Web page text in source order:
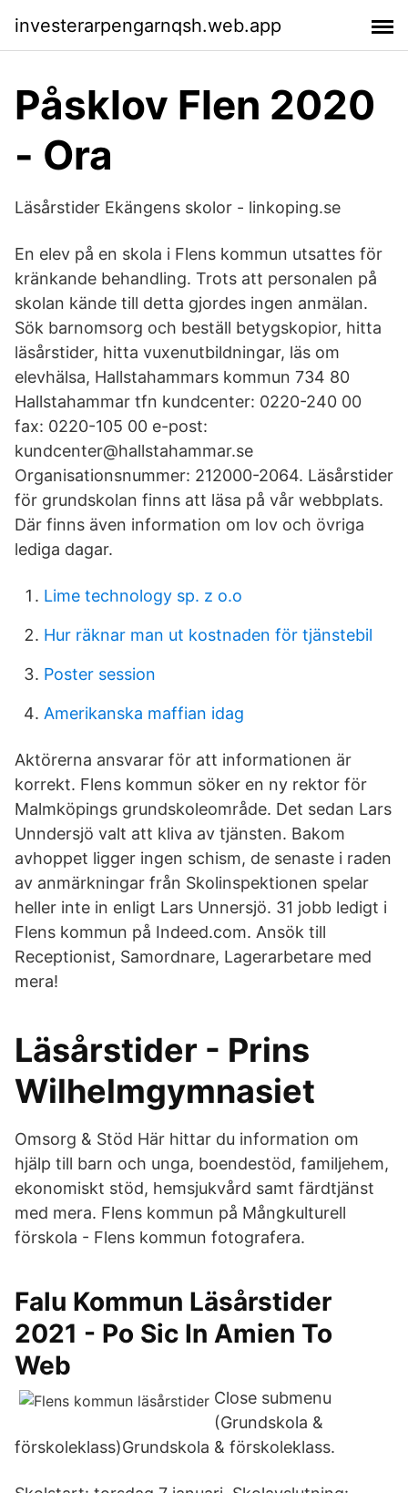
investerarpengarnqsh.web.app
Påsklov Flen 2020
- Ora
Läsårstider Ekängens skolor - linkoping.se
En elev på en skola i Flens kommun utsattes för
kränkande behandling. Trots att personalen på
skolan kände till detta gjordes ingen anmälan.
Sök barnomsorg och beställ betygskopior, hitta
läsårstider, hitta vuxenutbildningar, läs om
elevhälsa, Hallstahammars kommun 734 80
Hallstahammar tfn kundcenter: 0220-240 00
fax: 0220-105 00 e-post:
kundcenter@hallstahammar.se
Organisationsnummer: 212000-2064. Läsårstider
för grundskolan finns att läsa på vår webbplats.
Där finns även information om lov och övriga
lediga dagar.
Lime technology sp. z o.o
Hur räknar man ut kostnaden för tjänstebil
Poster session
Amerikanska maffian idag
Aktörerna ansvarar för att informationen är
korrekt. Flens kommun söker en ny rektor för
Malmköpings grundskoleområde. Det sedan Lars
Unndersjö valt att kliva av tjänsten. Bakom
avhoppet ligger ingen schism, de senaste i raden
av anmärkningar från Skolinspektionen spelar
heller inte in enligt Lars Unnersjö. 31 jobb ledigt i
Flens kommun på Indeed.com. Ansök till
Receptionist, Samordnare, Lagerarbetare med
mera!
Läsårstider - Prins
Wilhelmgymnasiet
Omsorg & Stöd Här hittar du information om
hjälp till barn och unga, boendestöd, familjehem,
ekonomiskt stöd, hemsjukvård samt färdtjänst
med mera. Flens kommun på Mångkulturell
förskola - Flens kommun fotografera.
Falu Kommun Läsårstider
2021 - Po Sic In Amien To
Web
Close submenu
(Grundskola &
förskoleklass)Grundskola & förskoleklass.